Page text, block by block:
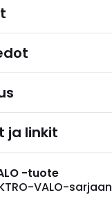
ja linkit
-tuote
VALO-sarjaan